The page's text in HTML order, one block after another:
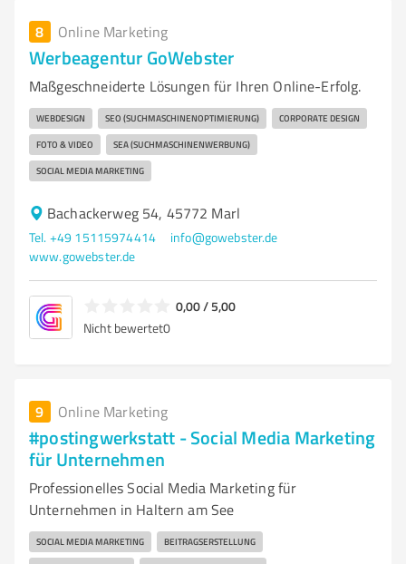
8 Online Marketing
Werbeagentur GoWebster
Maßgeschneiderte Lösungen für Ihren Online-Erfolg.
WEBDESIGN SEO (SUCHMASCHINENOPTIMIERUNG) CORPORATE DESIGN
FOTO & VIDEO SEA (SUCHMASCHINENWERBUNG)
SOCIAL MEDIA MARKETING
Bachackerweg 54, 45772 Marl
Tel. +49 15115974414
info@gowebster.de
www.gowebster.de
0,00 / 5,00
Nicht bewertet0
9 Online Marketing
#postingwerkstatt - Social Media Marketing
für Unternehmen
Professionelles Social Media Marketing für
Unternehmen in Haltern am See
SOCIAL MEDIA MARKETING BEITRAGSERSTELLUNG